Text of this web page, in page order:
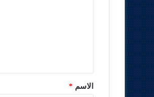
*الاسم *